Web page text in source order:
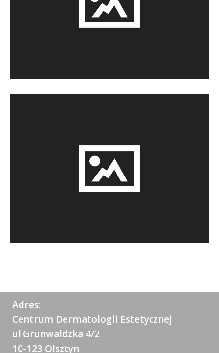
Adres:
Centrum Dermatologii Estetycznej
ul.Grunwaldzka 4/2
10-123 Olsztyn